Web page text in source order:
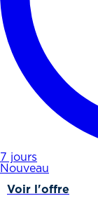
7 jours
Nouveau
Voir l'offre